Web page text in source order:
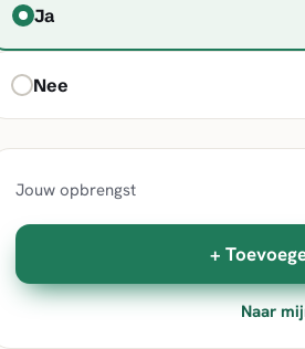
Ja
Nee
Jouw opbrengst
+
Naar